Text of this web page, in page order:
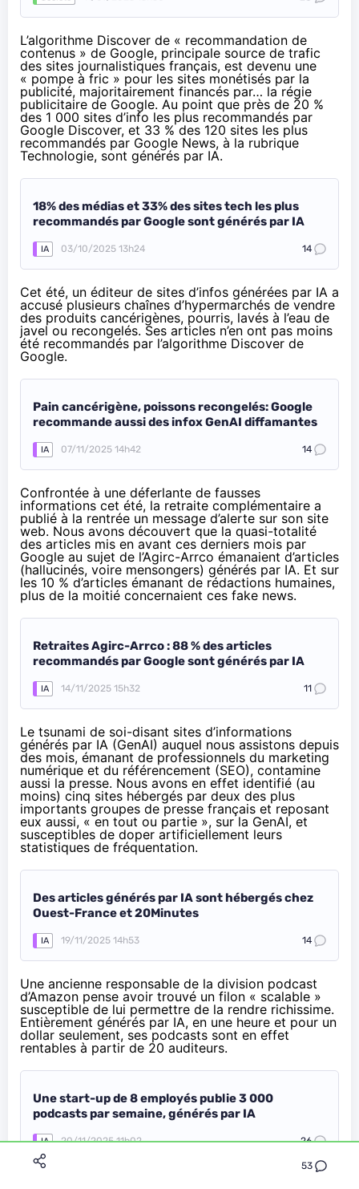
L’algorithme Discover de « recommandation de
contenus » de Google, principale source de trafic
des sites journalistiques français, est devenu une
« pompe à fric » pour les sites monétisés par la
publicité, majoritairement financés par… la régie
publicitaire de Google. Au point que près de 20 %
des 1 000 sites d’info les plus recommandés par
Google Discover, et 33 % des 120 sites les plus
recommandés par Google News, à la rubrique
Technologie, sont générés par IA.
18% des médias et 33% des sites tech les plus
recommandés par Google sont générés par IA
IA 03/10/2025 13h24 14
Cet été, un éditeur de sites d’infos générées par IA a
accusé plusieurs chaînes d’hypermarchés de vendre
des produits cancérigènes, pourris, lavés à l’eau de
javel ou recongelés. Ses articles n’en ont pas moins
été recommandés par l’algorithme Discover de
Google.
Pain cancérigène, poissons recongelés: Google
recommande aussi des infox GenAI diffamantes
IA 07/11/2025 14h42 14
Confrontée à une déferlante de fausses
informations cet été, la retraite complémentaire a
publié à la rentrée un message d’alerte sur son site
web. Nous avons découvert que la quasi-totalité
des articles mis en avant ces derniers mois par
Google au sujet de l’Agirc-Arrco émanaient d’articles
(hallucinés, voire mensongers) générés par IA. Et sur
les 10 % d’articles émanant de rédactions humaines,
plus de la moitié concernaient ces fake news.
Retraites Agirc-Arrco : 88 % des articles
recommandés par Google sont générés par IA
IA 14/11/2025 15h32 11
Le tsunami de soi-disant sites d’informations
générés par IA (GenAI) auquel nous assistons depuis
des mois, émanant de professionnels du marketing
numérique et du référencement (SEO), contamine
aussi la presse. Nous avons en effet identifié (au
moins) cinq sites hébergés par deux des plus
importants groupes de presse français et reposant
eux aussi, « en tout ou partie », sur la GenAI, et
susceptibles de doper artificiellement leurs
statistiques de fréquentation.
Des articles générés par IA sont hébergés chez
Ouest-France et 20Minutes
IA 19/11/2025 14h53 14
Une ancienne responsable de la division podcast
d’Amazon pense avoir trouvé un filon « scalable »
susceptible de lui permettre de la rendre richissime.
Entièrement générés par IA, en une heure et pour un
dollar seulement, ses podcasts sont en effet
rentables à partir de 20 auditeurs.
Une start-up de 8 employés publie 3 000
podcasts par semaine, générés par IA
IA 20/11/2025 11h02 26
53